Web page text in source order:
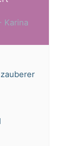
Karina